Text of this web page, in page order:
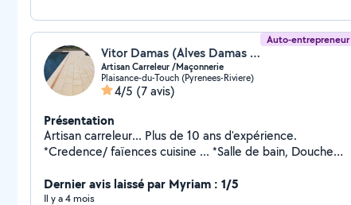
Auto-entrepreneur
Vitor Damas (Alves Damas Carrelage)
Artisan Carreleur /Maçonnerie
Plaisance-du-Touch (Pyrenees-Riviere)
4/5 (7 avis)
Présentation
Artisan carreleur... Plus de 10 ans d'expérience.
*Credence/ faïences cuisine ... *Salle de bain, Douche
*Terrasse ,chape lisse... *Maçonnerie et travaux
extérieur Neuf et rénovation.... Plus de information mp
Dernier avis laissé par Myriam : 1/5
Il y a 4 mois